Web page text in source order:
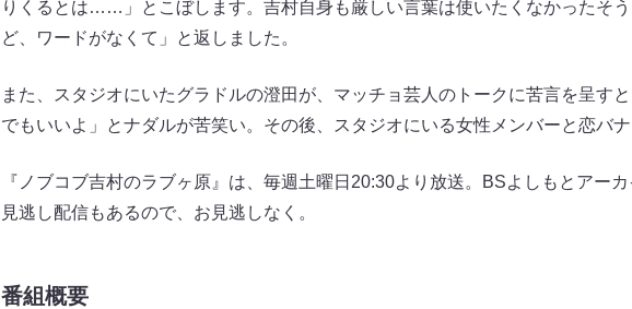
りくるとは……」とこぼします。吉村自身も厳しい言葉は使いたくなかったそ
ど、ワードがなくて」と返しました。
また、スタジオにいたグラドルの澄田が、マッチョ芸人のトークに苦言を呈す
でもいいよ」とナダルが苦笑い。その後、スタジオにいる女性メンバーと恋バ
『ノブコブ吉村のラブヶ原』は、毎週土曜日20:30より放送。BSよしもとアー
見逃し配信もあるので、お見逃しなく。
番組概要